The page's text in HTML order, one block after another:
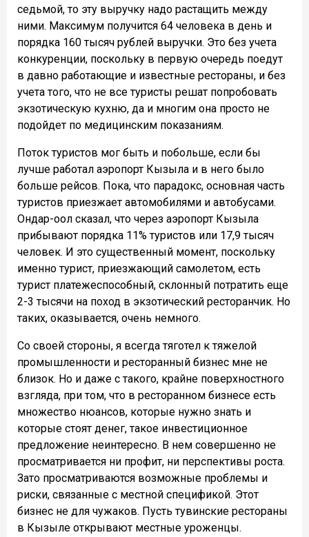
седьмой, то эту выручку надо растащить между
ними. Максимум получится 64 человека в день и
порядка 160 тысяч рублей выручки. Это без учета
конкуренции, поскольку в первую очередь поедут
в давно работающие и известные рестораны, и без
учета того, что не все туристы решат попробовать
экзотическую кухню, да и многим она просто не
подойдет по медицинским показаниям.
Поток туристов мог быть и побольше, если бы
лучше работал аэропорт Кызыла и в него было
больше рейсов. Пока, что парадокс, основная часть
туристов приезжает автомобилями и автобусами.
Ондар-оол сказал, что через аэропорт Кызыла
прибывают порядка 11% туристов или 17,9 тысяч
человек. И это существенный момент, поскольку
именно турист, приезжающий самолетом, есть
турист платежеспособный, склонный потратить еще
2-3 тысячи на поход в экзотический ресторанчик. Но
таких, оказывается, очень немного.
Со своей стороны, я всегда тяготел к тяжелой
промышленности и ресторанный бизнес мне не
близок. Но и даже с такого, крайне поверхностного
взгляда, при том, что в ресторанном бизнесе есть
множество нюансов, которые нужно знать и
которые стоят денег, такое инвестиционное
предложение неинтересно. В нем совершенно не
просматривается ни профит, ни перспективы роста.
Зато просматриваются возможные проблемы и
риски, связанные с местной спецификой. Этот
бизнес не для чужаков. Пусть тувинские рестораны
в Кызыле открывают местные уроженцы.